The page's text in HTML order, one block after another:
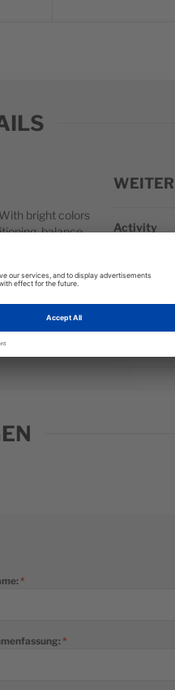
bright colors
balance
Activity
Gender